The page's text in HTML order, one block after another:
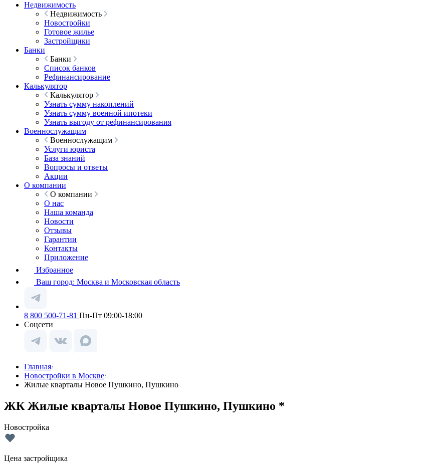
Недвижимость
Недвижимость
Новостройки
Готовое жилье
Застройщики
Банки
Банки
Список банков
Рефинансирование
Калькулятор
Калькулятор
Узнать сумму накоплений
Узнать сумму военной ипотеки
Узнать выгоду от рефинансирования
Военнослужащим
Военнослужащим
Услуги юриста
База знаний
Вопросы и ответы
Акции
О компании
О компании
О нас
Наша команда
Новости
Отзывы
Гарантии
Контакты
Приложение
Избранное
Ваш город: Москва и Московская область
8 800 500-71-81 Пн-Пт 09:00-18:00
Соцсети
Главная
Новостройки в Москве
Жилые кварталы Новое Пушкино, Пушкино
ЖК Жилые кварталы Новое Пушкино, Пушкино *
Новостройка
Цена застройщика